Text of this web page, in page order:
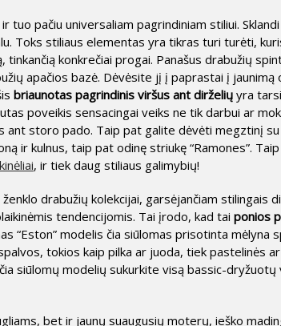
tuo pačiu universaliam pagrindiniam stiliui.
Toks stiliaus elementas yra tikras turi turėti,
konkrečiai progai. Panašus drabužių
apačios bazė. Dėvėsite jį į paprastai į
briaunotas pagrindinis viršus ant dirželių yra
poveikis sensacingai veiks ne tik darbui ar
storo pado. Taip pat galite dėvėti megztinį
ir kulnus, taip pat odinę striukę “Ramones”.
, ir tiek daug stiliaus galimybių!
drabužių kolekcijai, garsėjančiam stilingais
tendencijomis. Tai įrodo, kad tai ponios
“Eston” modelis čia siūlomas prisotinta mėlyna
tokios kaip pilka ar juoda, tiek pastelinės
siūlomų modelių sukurkite visą bassic-
bet ir jaunų suaugusių moterų, ieško